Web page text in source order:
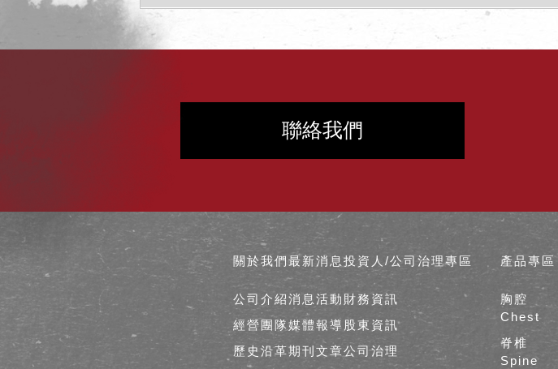
聯絡我們
關於我們
公司介紹
經營團隊
歷史沿革
最新消息
消息活動
媒體報導
期刊文章
投資人/公司治理專區
財務資訊
股東資訊
公司治理
產品專區
胸腔
Chest
脊椎
Spine